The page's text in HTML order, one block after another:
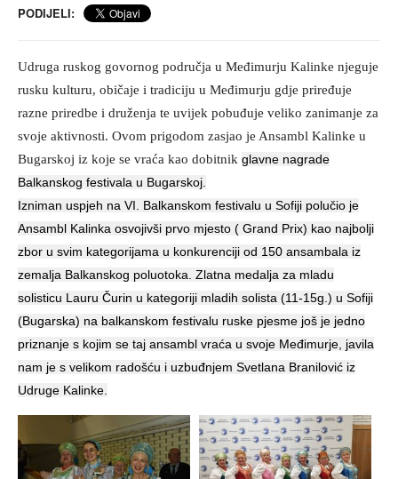
PODIJELI:
Udruga ruskog govornog područja u Međimurju Kalinke njeguje
rusku kulturu, običaje i tradiciju u Međimurju gdje priređuje
razne priredbe i druženja te uvijek pobuđuje veliko zanimanje za
svoje aktivnosti. Ovom prigodom zasjao je Ansambl Kalinke u
Bugarskoj iz koje se vraća kao dobitnik glavne nagrade
Balkanskog festivala u Bugarskoj.
Izniman uspjeh na VI. Balkanskom festivalu u Sofiji polučio je
Ansambl Kalinka osvojivši prvo mjesto ( Grand Prix) kao najbolji
zbor u svim kategorijama u konkurenciji od 150 ansambala iz
zemalja Balkanskog poluotoka. Zlatna medalja za mladu
solisticu Lauru Čurin u kategoriji mladih solista (11-15g.) u Sofiji
(Bugarska) na balkanskom festivalu ruske pjesme još je jedno
priznanje s kojim se taj ansambl vraća u svoje Međimurje, javila
nam je s velikom radošću i uzbuđnjem Svetlana Branilović iz
Udruge Kalinke.